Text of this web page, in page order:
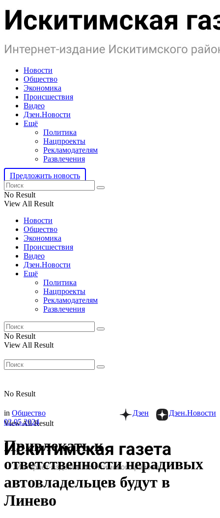
Новости
Общество
Экономика
Происшествия
Видео
Дзен.Новости
Ещё
Политика
Нацпроекты
Рекламодателям
Развлечения
Предложить новость
No Result
View All Result
Новости
Общество
Экономика
Происшествия
Видео
Дзен.Новости
Ещё
Политика
Нацпроекты
Рекламодателям
Развлечения
No Result
View All Result
No Result
View All Result
Дзен.Новости
Дзен
in Общество
02.05.2024
Привлекать к
ответственности нерадивых
автовладельцев будут в
Линево